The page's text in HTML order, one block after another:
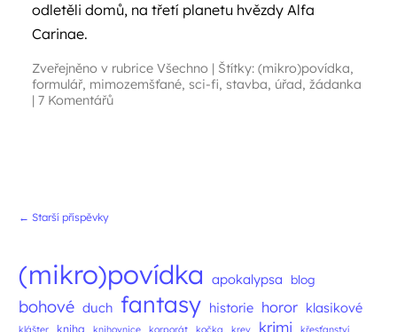
odletěli domů, na třetí planetu hvězdy Alfa
Carinae.
Zveřejněno v rubrice Všechno | Štítky: (mikro)povídka,
formulář, mimozemšťané, sci-fi, stavba, úřad, žádanka
| 7 Komentářů
← Starší příspěvky
(mikro)povídka apokalypsa blog
bohové duch fantasy historie horor klasikové
klášter kniha knihovnice korporát kočka krev krimi křesťanství